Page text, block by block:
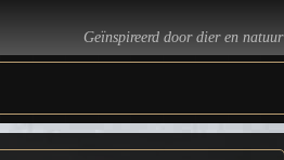
Geïnspireerd door dier en natuur